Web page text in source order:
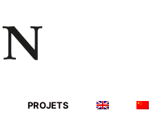
PROJETS